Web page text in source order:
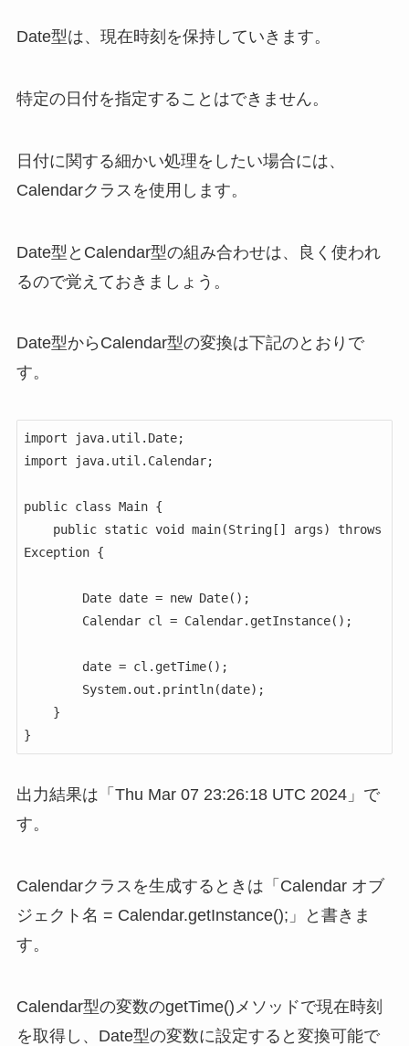
Date型は、現在時刻を保持していきます。
特定の日付を指定することはできません。
日付に関する細かい処理をしたい場合には、
Calendarクラスを使用します。
Date型とCalendar型の組み合わせは、良く使われ
るので覚えておきましょう。
Date型からCalendar型の変換は下記のとおりで
す。
import java.util.Date;
import java.util.Calendar;
public class Main {
Exception {
}
出力結果は「Thu Mar 07 23:26:18 UTC 2024」で
す。
Calendarクラスを生成するときは「Calendar オブ
ジェクト名 = Calendar.getInstance();」と書きま
す。
Calendar型の変数のgetTime()メソッドで現在時刻
を取得し、Date型の変数に設定すると変換可能で